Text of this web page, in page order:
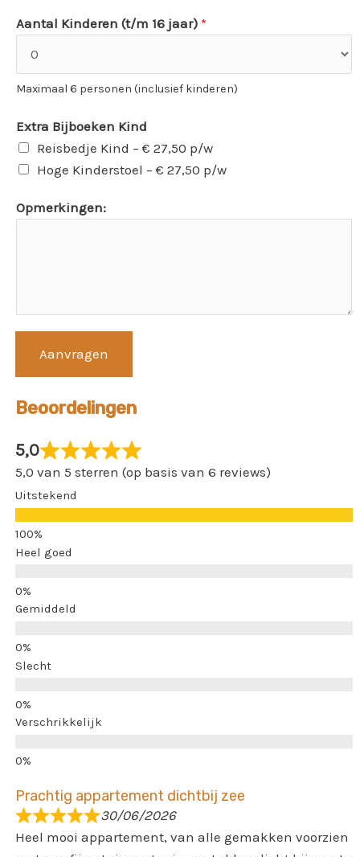
Aantal Kinderen (t/m 16 jaar)*
Maximaal 6 personen (inclusief kinderen)
Extra Bijboeken Kind
Reisbedje Kind – € 27,50 p/w
Hoge Kinderstoel – € 27,50 p/w
Opmerkingen:
Aanvragen
Beoordelingen
5,0
5,0 van 5 sterren (op basis van 6 reviews)
Uitstekend
Heel goed
Gemiddeld
Slecht
Verschrikkelijk
Prachtig appartement dichtbij zee
30/06/2026
Heel mooi appartement, van alle gemakken voorzien